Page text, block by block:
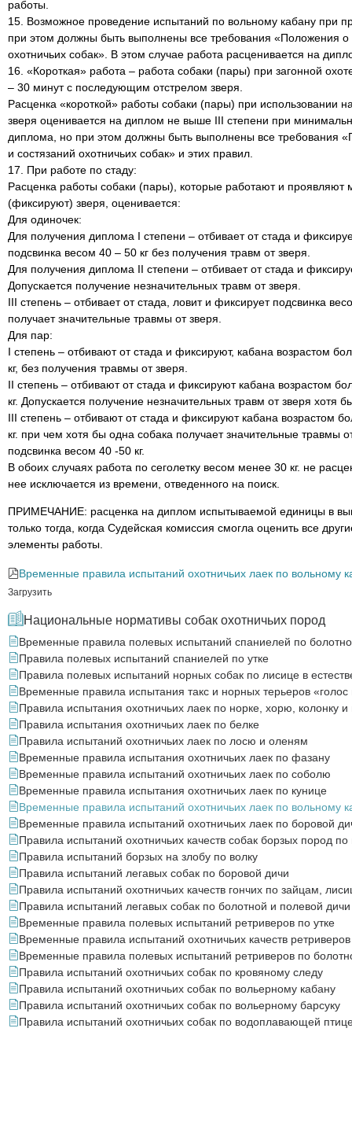
работы.
15. Возможное проведение испытаний по вольному кабану при
при этом должны быть выполнены все требования «Положения о
охотничьих собак». В этом случае работа расценивается на
16. «Короткая» работа – работа собаки (пары) при загонной
– 30 минут с последующим отстрелом зверя.
Расценка «короткой» работы собаки (пары) при использовании
зверя оценивается на диплом не выше ІІІ степени при
диплома, но при этом должны быть выполнены все требования
и состязаний охотничьих собак» и этих правил.
17. При работе по стаду:
Расценка работы собаки (пары), которые работают и проявляют
(фиксируют) зверя, оценивается:
Для одиночек:
Для получения диплома I степени – отбивает от стада и
подсвинка весом 40 – 50 кг без получения травм от зверя.
Для получения диплома ІІ степени – отбивает от стада и
Допускается получение незначительных травм от зверя.
ІІІ степень – отбивает от стада, ловит и фиксирует подсвинка
получает значительные травмы от зверя.
Для пар:
I степень – отбивают от стада и фиксируют, кабана возрастом
кг, без получения травмы от зверя.
ІІ степень – отбивают от стада и фиксируют кабана возрастом
кг. Допускается получение незначительных травм от зверя хотя
ІІІ степень – отбивают от стада и фиксируют кабана возрастом
кг. при чем хотя бы одна собака получает значительные травмы
подсвинка весом 40 -50 кг.
В обоих случаях работа по сеголетку весом менее 30 кг. не
нее исключается из времени, отведенного на поиск.
ПРИМЕЧАНИЕ: расценка на диплом испытываемой единицы в
только тогда, когда Судейская комиссия смогла оценить все
элементы работы.
Временные правила испытаний охотничьих лаек по вольному
Загрузить
Национальные нормативы собак охотничьих пород
Временные правила полевых испытаний спаниелей по
Правила полевых испытаний спаниелей по утке
Правила полевых испытаний норных собак по лисице в
Временные правила испытания такс и норных терьеров «голос
Правила испытания охотничьих лаек по норке, хорю, колонку и
Правила испытания охотничьих лаек по белке
Правила испытаний охотничьих лаек по лосю и оленям
Временные правила испытания охотничьих лаек по фазану
Временные правила испытаний охотничьих лаек по соболю
Временные правила испытания охотничьих лаек по кунице
Временные правила испытаний охотничьих лаек по вольному
Временные правила испытаний охотничьих лаек по боровой
Правила испытаний охотничьих качеств собак борзых пород
Правила испытаний борзых на злобу по волку
Правила испытаний легавых собак по боровой дичи
Правила испытаний охотничьих качеств гончих по зайцам,
Правила испытаний легавых собак по болотной и полевой дичи
Временные правила полевых испытаний ретриверов по утке
Временные правила испытаний охотничьих качеств
Временные правила полевых испытаний ретриверов по
Правила испытаний охотничьих собак по кровяному следу
Правила испытаний охотничьих собак по вольерному кабану
Правила испытаний охотничьих собак по вольерному барсуку
Правила испытаний охотничьих собак по водоплавающей